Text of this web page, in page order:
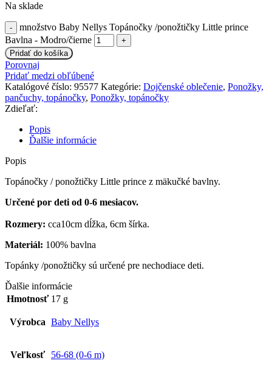
Na sklade
množstvo Baby Nellys Topánočky /ponožtičky Little prince
Bavlna - Modro/čierne
Pridať do košíka
Porovnaj
Pridať medzi obľúbené
Katalógové číslo: 95577 Kategórie: Dojčenské oblečenie, Ponožky,
pančuchy, topánočky, Ponožky, topánočky
Zdieľať:
Popis
Ďalšie informácie
Popis
Topánočky / ponožtičky Little prince z mäkučké bavlny.
Určené por deti od 0-6 mesiacov.
Rozmery: cca10cm dĺžka, 6cm šírka.
Materiál: 100% bavlna
Topánky /ponožtičky sú určené pre nechodiace deti.
Ďalšie informácie
Hmotnosť 17 g
Výrobca Baby Nellys
Veľkosť 56-68 (0-6 m)